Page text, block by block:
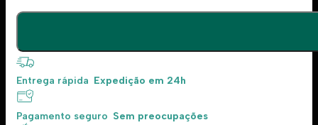
Entrega rápida Expedição em 24h
Pagamento seguro Sem preocupações